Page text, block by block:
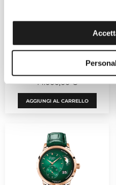
GLASHUTTE ORIGINAL
14.000,00 €
AGGIUNGI AL CARRELLO